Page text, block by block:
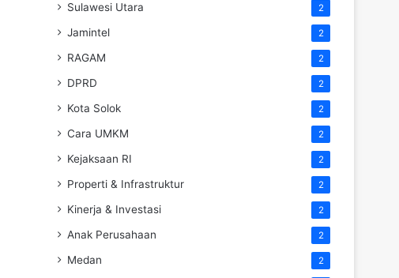
Sulawesi Utara 2
Jamintel 2
RAGAM 2
DPRD 2
Kota Solok 2
Cara UMKM 2
Kejaksaan RI 2
Properti & Infrastruktur 2
Kinerja & Investasi 2
Anak Perusahaan 2
Medan 2